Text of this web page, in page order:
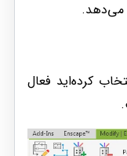
می‌دهد.
کرده‌اید فعال